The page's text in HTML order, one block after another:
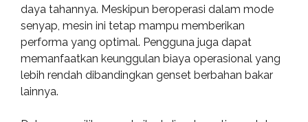
daya tahannya. Meskipun beroperasi dalam mode
senyap, mesin ini tetap mampu memberikan
performa yang optimal. Pengguna juga dapat
memanfaatkan keunggulan biaya operasional yang
lebih rendah dibandingkan genset berbahan bakar
lainnya.